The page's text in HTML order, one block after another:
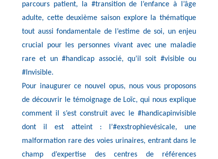
parcours patient, la #transition de l’enfance à l’âge
adulte, cette deuxième saison explore la thématique
tout aussi fondamentale de l’estime de soi, un enjeu
crucial pour les personnes vivant avec une maladie
rare et un #handicap associé, qu’il soit #visible ou
#Invisible.
Pour inaugurer ce nouvel opus, nous vous proposons
de découvrir le témoignage de Loïc, qui nous explique
comment il s’est construit avec le #handicapinvisible
dont il est atteint : l’#exstrophievésicale, une
malformation rare des voies urinaires, entrant dans le
champ d’expertise des centres de références